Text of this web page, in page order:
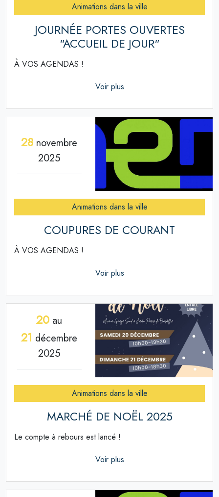
Animations dans la ville
JOURNÉE PORTES OUVERTES
"ACCUEIL DE JOUR"
À VOS AGENDAS !
Voir plus
28 novembre
2025
Animations dans la ville
COUPURES DE COURANT
À VOS AGENDAS !
Voir plus
20 au
21 décembre
2025
Animations dans la ville
MARCHÉ DE NOËL 2025
Le compte à rebours est lancé !
Voir plus